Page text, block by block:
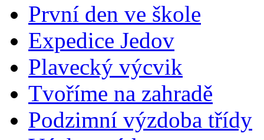
První den ve škole
Expedice Jedov
Plavecký výcvik
Tvoříme na zahradě
Podzimní výzdoba třídy